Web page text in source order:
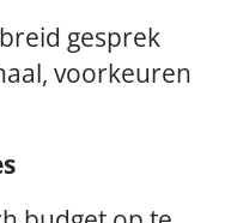
gesprek
voorkeuren